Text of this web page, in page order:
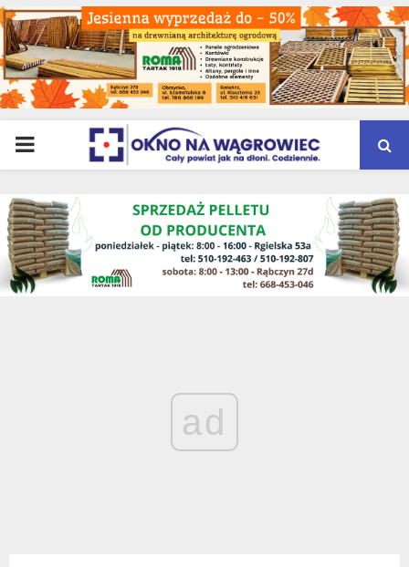
PRIMARY
MENU
ad